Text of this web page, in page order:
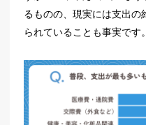
るものの、現実には支出の
られていることも事実です。